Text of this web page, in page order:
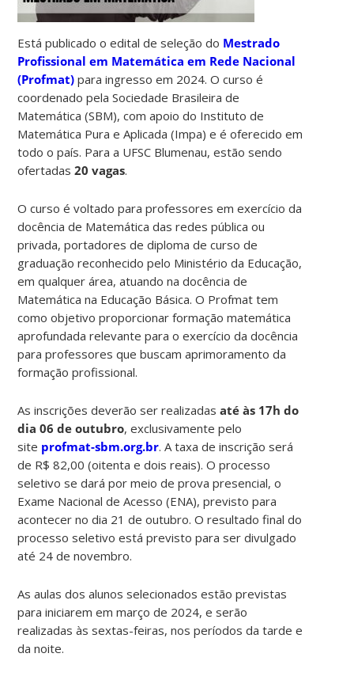
Está publicado o edital de seleção do Mestrado
Profissional em Matemática em Rede Nacional
(Profmat) para ingresso em 2024. O curso é
coordenado pela Sociedade Brasileira de
Matemática (SBM), com apoio do Instituto de
Matemática Pura e Aplicada (Impa) e é oferecido em
todo o país. Para a UFSC Blumenau, estão sendo
ofertadas20 vagas.
O curso é voltado para professores em exercício da
docência de Matemática das redes pública ou
privada, portadores de diploma de curso de
graduação reconhecido pelo Ministério da Educação,
em qualquer área, atuando na docência de
Matemática na Educação Básica. O Profmat tem
como objetivo proporcionar formação matemática
aprofundada relevante para o exercício da docência
para professores que buscam aprimoramento da
formação profissional.
As inscrições deverão ser realizadas até às 17h do
dia 06 de outubro, exclusivamente pelo
site profmat-sbm.org.br. A taxa de inscrição será
de R$ 82,00 (oitenta e dois reais). O processo
seletivo se dará por meio de prova presencial, o
Exame Nacional de Acesso (ENA), previsto para
acontecer no dia 21 de outubro. O resultado final do
processo seletivo está previsto para ser divulgado
até 24 de novembro.
As aulas dos alunos selecionados estão previstas
para iniciarem em março de 2024, e serão
realizadas às sextas-feiras, nos períodos da tarde e
da noite.